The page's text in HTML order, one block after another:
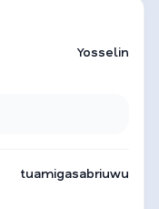
Yosselin
tuamigasabriuwu